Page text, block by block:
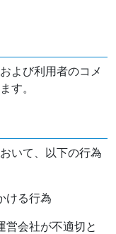
よび利用者のコメ
す。
いて、以下の行為
ける行為
営会社が不適切と